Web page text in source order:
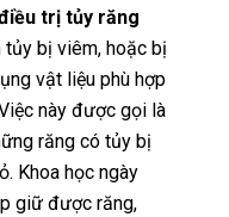
trị tủy răng
tủy bị viêm, hoặc bị
vật liệu phù hợp
này được gọi là
răng có tủy bị
Khoa học ngày
giữ được răng,